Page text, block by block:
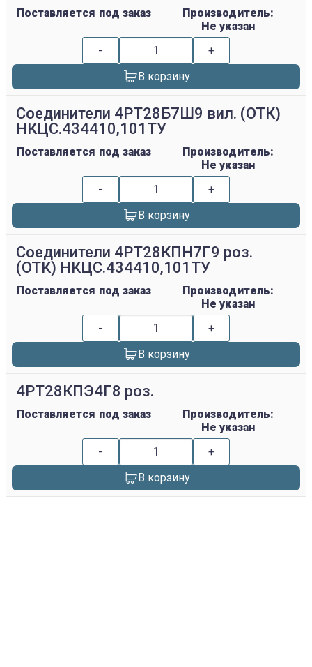
Поставляется под заказ
Производитель:
Не указан
-
+
В корзину
Соединители 4РТ28Б7Ш9 вил. (ОТК)
НКЦС.434410,101ТУ
Поставляется под заказ
Производитель:
Не указан
-
+
В корзину
Соединители 4РТ28КПН7Г9 роз.
(ОТК) НКЦС.434410,101ТУ
Поставляется под заказ
Производитель:
Не указан
-
+
В корзину
4РТ28КПЭ4Г8 роз.
Поставляется под заказ
Производитель:
Не указан
-
+
В корзину